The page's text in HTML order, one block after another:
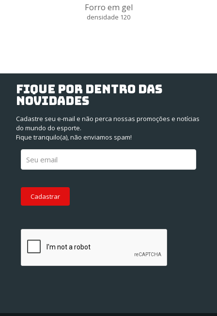
Forro em gel
densidade 120
FIQUE POR DENTRO DAS
NOVIDADES
Cadastre seu e-mail e não perca nossas promoções e notícias
do mundo do esporte.
Fique tranquilo(a), não enviamos spam!